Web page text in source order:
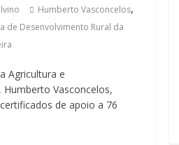
Humberto Vasconcelos,
de Desenvolvimento Rural da
Agricultura e
Vasconcelos,
de apoio a 76